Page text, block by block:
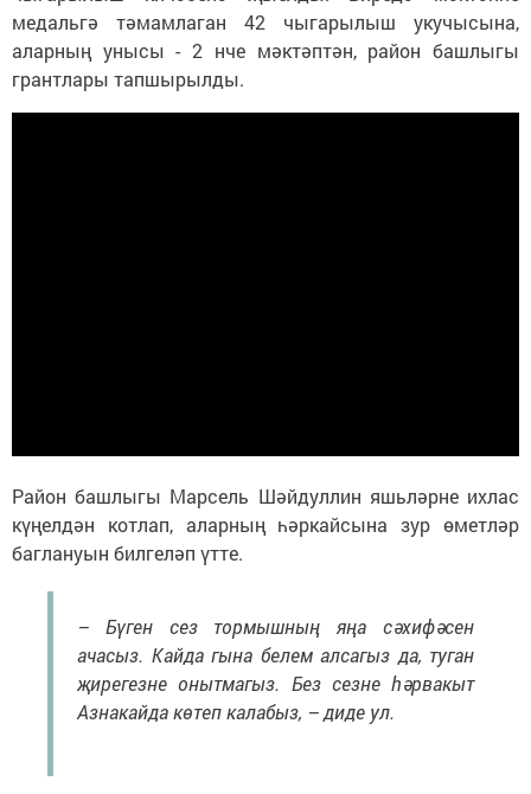
медальгә тәмамлаган 42 чыгарылыш укучысына,
аларның унысы - 2 нче мәктәптән, район башлыгы
грантлары тапшырылды.
Район башлыгы Марсель Шәйдуллин яшьләрне ихлас
күңелдән котлап, аларның һәркайсына зур өметләр
баглануын билгеләп үтте.
– Бүген сез тормышның яңа сәхифәсен
ачасыз. Кайда гына белем алсагыз да, туган
җирегезне онытмагыз. Без сезне һәрвакыт
Азнакайда көтеп калабыз, – диде ул.